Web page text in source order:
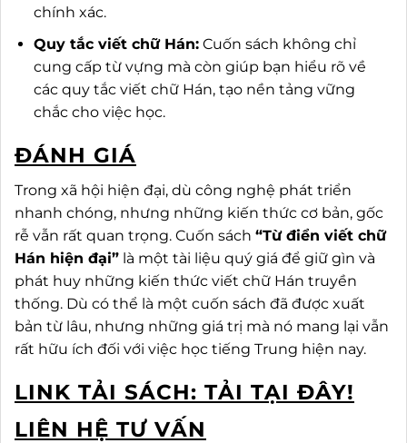
chính xác.
Quy tắc viết chữ Hán:Cuốn sách không chỉ
cung cấp từ vựng mà còn giúp bạn hiểu rõ về
các quy tắc viết chữ Hán, tạo nền tảng vững
chắc cho việc học.
ĐÁNH GIÁ
Trong xã hội hiện đại, dù công nghệ phát triển
nhanh chóng, nhưng những kiến thức cơ bản, gốc
rễ vẫn rất quan trọng. Cuốn sách “Từ điển viết chữ
Hán hiện đại” là một tài liệu quý giá để giữ gìn và
phát huy những kiến thức viết chữ Hán truyền
thống. Dù có thể là một cuốn sách đã được xuất
bản từ lâu, nhưng những giá trị mà nó mang lại vẫn
rất hữu ích đối với việc học tiếng Trung hiện nay.
LINK TẢI SÁCH: TẢI TẠI ĐÂY!
LIÊN HỆ TƯ VẤN